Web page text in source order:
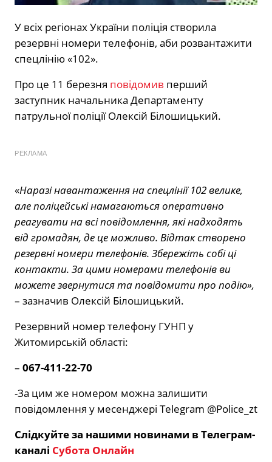
У всіх регіонах України поліція створила
резервні номери телефонів, аби розвантажити
спецлінію «102».
Про це 11 березня повідомив перший
заступник начальника Департаменту
патрульної поліції Олексій Білошицький.
РЕКЛАМА
«Наразі навантаження на спецлінії 102 велике,
але поліцейські намагаються оперативно
реагувати на всі повідомлення, які надходять
від громадян, де це можливо. Відтак створено
резервні номери телефонів. Збережіть собі ці
контакти. За цими номерами телефонів ви
можете звернутися та повідомити про подію»,
– зазначив Олексій Білошицький.
Резервний номер телефону ГУНП у
Житомирській області:
– 067-411-22-70
-За цим же номером можна залишити
повідомлення у месенджері Telegram @Police_zt
Слідкуйте за нашими новинами в Телеграм-
каналі Субота Онлайн